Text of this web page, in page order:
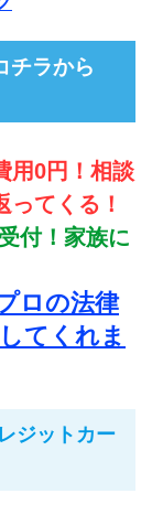
チラから
用0円！相談
てくる！
付！家族に
ロの法律
てくれま
ジットカー